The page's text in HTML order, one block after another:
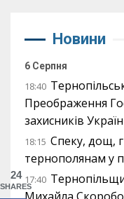
Новини
6 Серпня
18:40
Преображення
захисників
18:15 Спеку, дощ,
тернополянам у
17:40
24
SHARES